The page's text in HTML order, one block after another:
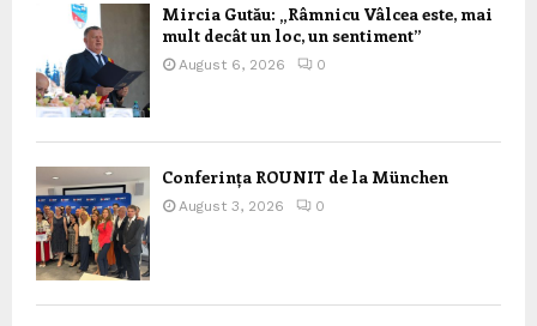
Mircia Gutău: „Râmnicu Vâlcea este, mai
mult decât un loc, un sentiment”
August 6, 2026 0
Conferința ROUNIT de la München
August 3, 2026 0